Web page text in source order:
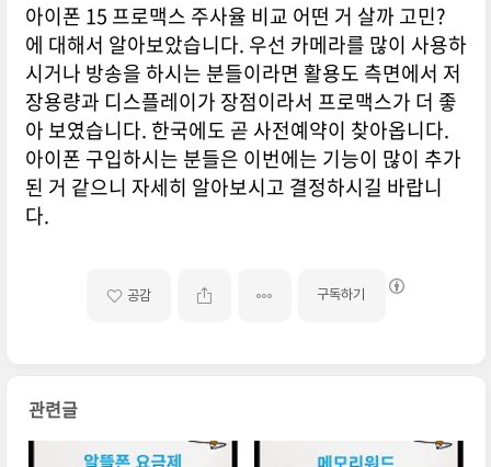
아이폰 15 프로맥스 주사율 비교 어떤 거 살까 고민?
에 대해서 알아보았습니다. 우선 카메라를 많이 사용하
시거나 방송을 하시는 분들이라면 활용도 측면에서 저
장용량과 디스플레이가 장점이라서 프로맥스가 더 좋
아 보였습니다. 한국에도 곧 사전예약이 찾아옵니다.
아이폰 구입하시는 분들은 이번에는 기능이 많이 추가
된 거 같으니 자세히 알아보시고 결정하시길 바랍니
다.
공감 구독하기
관련글